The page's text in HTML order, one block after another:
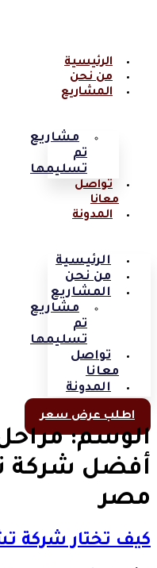
الرئيسية
من نحن
المشاريع
مشاريع
تم
تسليمها
تواصل
معانا
المدونة
الرئيسية
من نحن
المشاريع
مشاريع
تم
تسليمها
تواصل
معانا
المدونة
اطلب عرض سعر
الوسم:
أفضل شركة
مصر
كيف تختار شركة